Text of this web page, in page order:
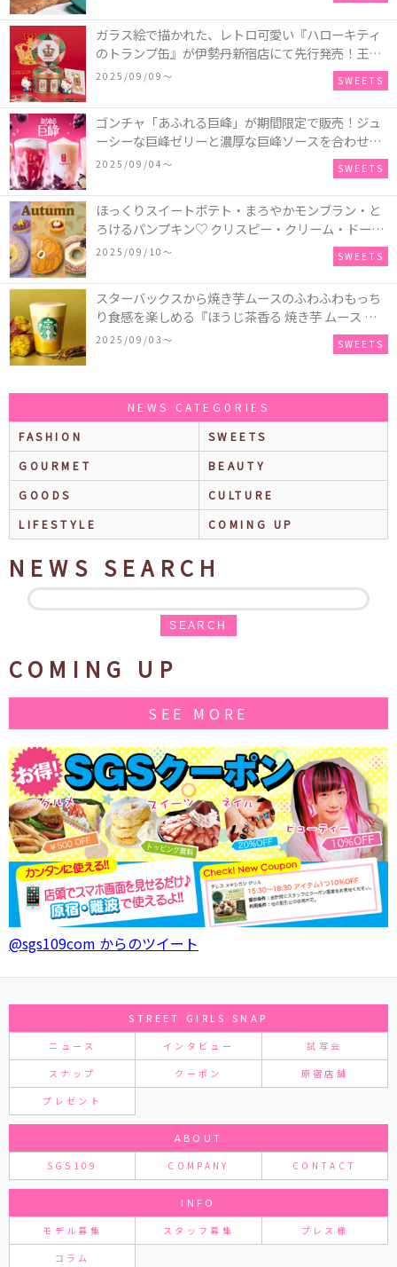
ガラス絵で描かれた、レトロ可愛い『ハローキティ
のトランプ缶』が伊勢丹新宿店にて先行発売！王冠
キティのフィギュア、キティトランプのステッカー
2025/09/09〜 SWEETS
ゴンチャ「あふれる巨峰」が期間限定で販売！ジュ
ーシーな巨峰ゼリーと濃厚な巨峰ソースを合わせた
ミルクティー、ティーエード、ジェラッティー、ス
2025/09/04〜 SWEETS
ほっくりスイートポテト・まろやかモンブラン・と
ろけるパンプキン♡ クリスピー・クリーム・ドーナ
ツに“いも”“栗“”かぼちゃ“を使用し、秋らしい人気
2025/09/10〜 SWEETS
スターバックスから焼き芋ムースのふわふわもっち
り食感を楽しめる『ほうじ茶香る 焼き芋 ムース テ
ィー ラテ』が新発売！大好評の『チョコレート ムー
2025/09/03〜 SWEETS
NEWS CATEGORIES
FASHION
SWEETS
GOURMET
BEAUTY
GOODS
CULTURE
LIFESTYLE
COMING UP
NEWS SEARCH
SEARCH
COMING UP
SEE MORE
@sgs109com からのツイート
STREET GIRLS SNAP
ニュース インタビュー 試写会
スナップ クーポン 原宿店舗
プレゼント
ABOUT
SGS109 COMPANY CONTACT
INFO
モデル募集 スタッフ募集 プレス様
コラム